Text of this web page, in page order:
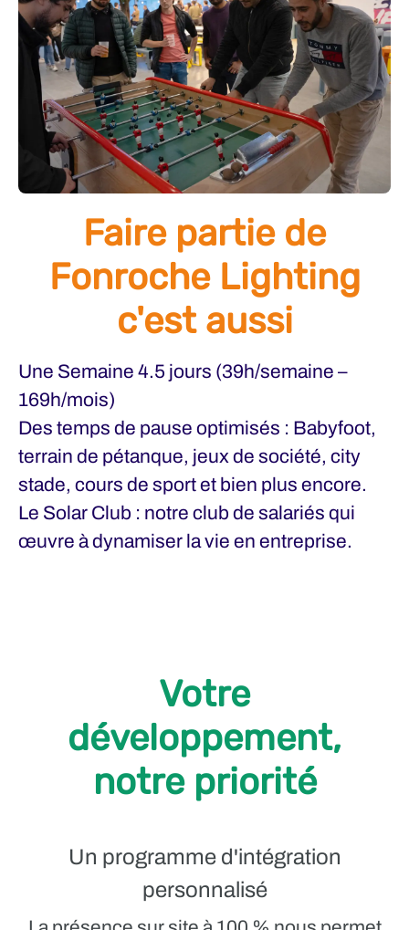
Faire partie de
Fonroche Lighting
c'est aussi
Une Semaine 4.5 jours (39h/semaine –
169h/mois)
Des temps de pause optimisés : Babyfoot,
terrain de pétanque, jeux de société, city
stade, cours de sport et bien plus encore.
Le Solar Club : notre club de salariés qui
œuvre à dynamiser la vie en entreprise.
Votre
développement,
notre priorité
Un programme d'intégration
personnalisé